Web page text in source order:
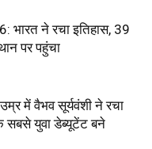
भारत ने रचा इतिहास, 39
पर पहुंचा
में वैभव सूर्यवंशी ने रचा
सबसे युवा डेब्यूटेंट बने